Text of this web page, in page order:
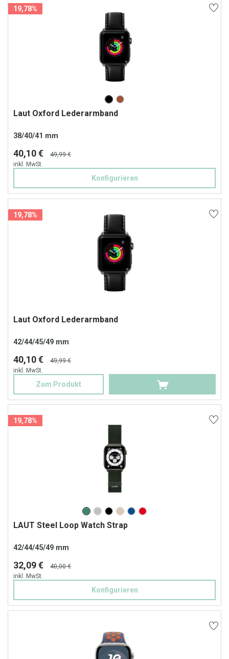
19,78%
Laut Oxford Lederarmband
38/40/41 mm
40,10 €
49,99 €
inkl. MwSt.
Konfigurieren
19,78%
Laut Oxford Lederarmband
42/44/45/49 mm
40,10 €
49,99 €
inkl. MwSt.
Zum Produkt
19,78%
LAUT Steel Loop Watch Strap
42/44/45/49 mm
32,09 €
40,00 €
inkl. MwSt.
Konfigurieren